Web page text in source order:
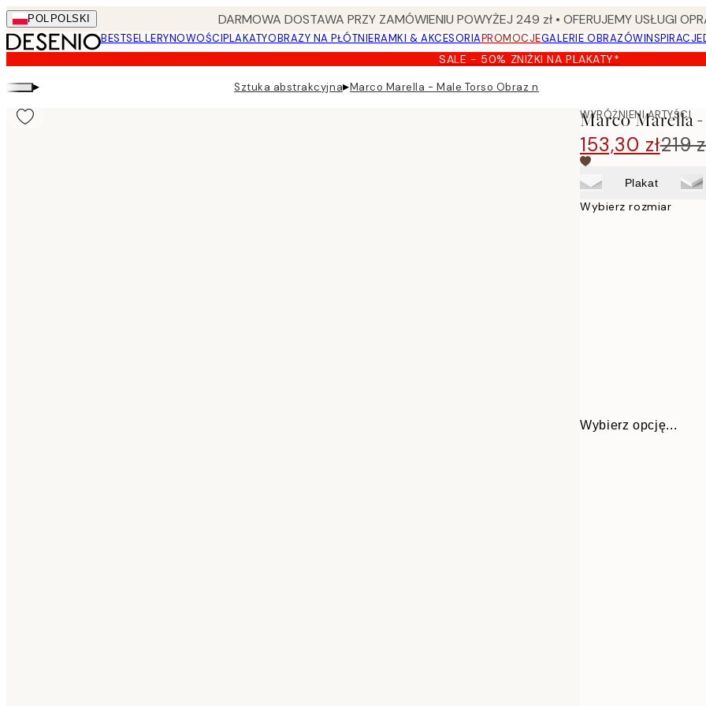
Skip
to
main
content.
POL POLSKI DARMOWA DOSTAWA PRZY ZAMÓWIENIU POWYŻEJ 249 zł • OFERUJEMY USŁUGI
BESTSELLERYNOWOŚCIPLAKATYOBRAZY NA PŁÓTNIERAMKI & AKCESORIAPROMOCJEGALERIE OBRAZÓWINSPIRACJE
SALE - 50% ZNIŻKI NA PLAKATY*
▸ Sztuka abstrakcyjna▸Marco Marella - Male Torso Obraz na płótnie
WYRÓŻNIENI ARTYŚCI
Marco Marella
153,30 zł219
Plakat
Wybierz rozmiar
Wybierz opcję...